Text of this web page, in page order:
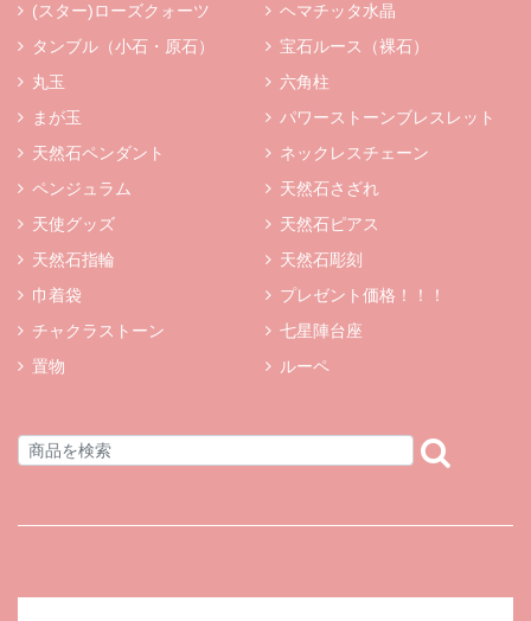
(スター)ローズクォーツ
ヘマチッタ水晶
タンブル（小石・原石）
宝石ルース（裸石）
丸玉
六角柱
まが玉
パワーストーンブレスレット
天然石ペンダント
ネックレスチェーン
ペンジュラム
天然石さざれ
天使グッズ
天然石ピアス
天然石指輪
天然石彫刻
巾着袋
プレゼント価格！！！
チャクラストーン
七星陣台座
置物
ルーペ